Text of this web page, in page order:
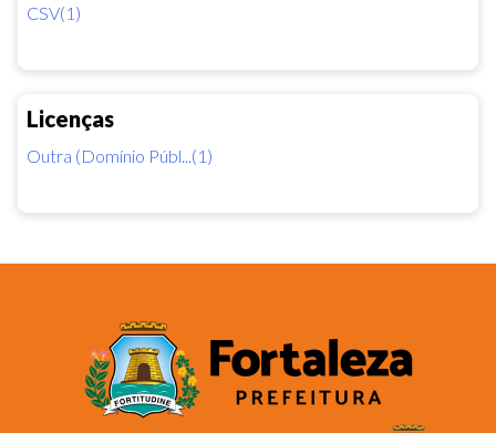
CSV(1)
Licenças
Outra (Domínio Públ...(1)